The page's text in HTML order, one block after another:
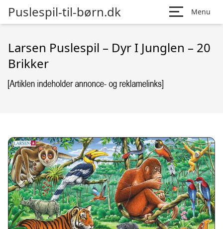
Puslespil-til-børn.dk Menu
Larsen Puslespil – Dyr I Junglen – 20
Brikker